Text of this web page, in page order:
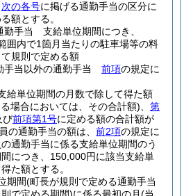
次の各号に掲げる通勤手当の区分に
額とする。
勤手当 支給単位期間につき、
囲内で1箇月当たりの駐車場等の料
規則で定める額
手当以外の通勤手当 前項の規定に
給単位期間の月数で除して得た額
場合においては、その合計額)
第
び前項第1号に定める額の合計額が
の通勤手当の額は、 前2項の規定に
通勤手当に係る支給単位期間のう
につき、150,000円に該当支給単
た額とする。
期間(町長が規則で定める通勤手当